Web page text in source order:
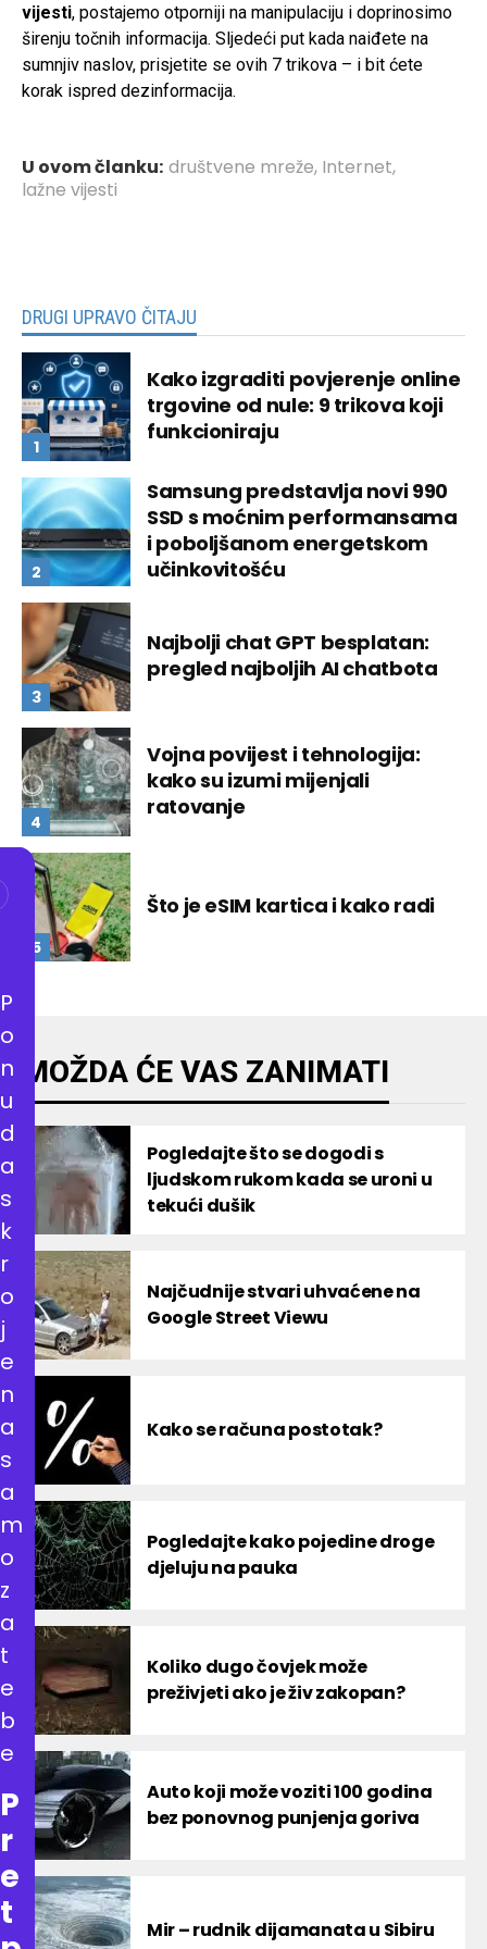
vijesti, postajemo otporniji na manipulaciju i doprinosimo
širenju točnih informacija. Sljedeći put kada naiđete na
sumnjiv naslov, prisjetite se ovih 7 trikova – i bit ćete
korak ispred dezinformacija.
U ovom članku: društvene mreže, Internet,
lažne vijesti
DRUGI UPRAVO ČITAJU
Kako izgraditi povjerenje online
trgovine od nule: 9 trikova koji
funkcioniraju
Samsung predstavlja novi 990
SSD s moćnim performansama
i poboljšanom energetskom
učinkovitošću
Najbolji chat GPT besplatan:
pregled najboljih AI chatbota
Vojna povijest i tehnologija:
kako su izumi mijenjali
ratovanje
Što je eSIM kartica i kako radi
MOŽDA ĆE VAS ZANIMATI
Pogledajte što se dogodi s
ljudskom rukom kada se uroni u
tekući dušik
Najčudnije stvari uhvaćene na
Google Street Viewu
Kako se računa postotak?
Pogledajte kako pojedine droge
djeluju na pauka
Koliko dugo čovjek može
preživjeti ako je živ zakopan?
Auto koji može voziti 100 godina
bez ponovnog punjenja goriva
Mir – rudnik dijamanata u Sibiru
P
o
n
u
d
a
s
k
r
o
j
e
n
a
s
a
m
o
z
a
t
e
b
e
P
r
e
t